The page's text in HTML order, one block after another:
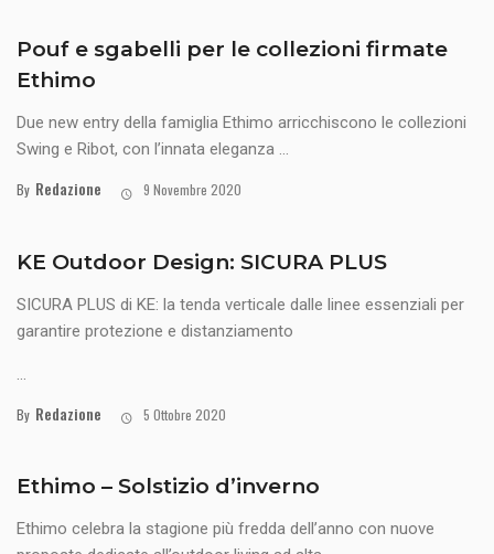
Pouf e sgabelli per le collezioni firmate
Ethimo
Due new entry della famiglia Ethimo arricchiscono le collezioni
Swing e Ribot, con l’innata eleganza ...
By Redazione 9 Novembre 2020
KE Outdoor Design: SICURA PLUS
SICURA PLUS di KE: la tenda verticale dalle linee essenziali per
garantire protezione e distanziamento
By Redazione 5 Ottobre 2020
Ethimo – Solstizio d’inverno
Ethimo celebra la stagione più fredda dell’anno con nuove